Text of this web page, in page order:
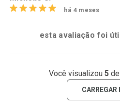
há 4 meses
esta avaliação foi
Você visualizou 5de
CARREGAR